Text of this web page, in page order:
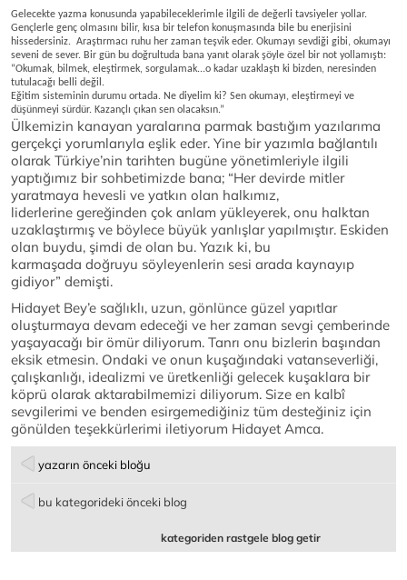
Gelecekte yazma konusunda yapabileceklerimle ilgili de değerli tavsiyeler yollar.
Gençlerle genç olmasını bilir, kısa bir telefon konuşmasında bile bu enerjisini
hissedersiniz. Araştırmacı ruhu her zaman teşvik eder. Okumayı sevdiği gibi, okumayı
seveni de sever. Bir gün bu doğrultuda bana yanıt olarak şöyle özel bir not yollamıştı:
“Okumak, bilmek, eleştirmek, sorgulamak...o kadar uzaklaştı ki bizden, neresinden
tutulacağı belli değil.
Eğitim sisteminin durumu ortada. Ne diyelim ki? Sen okumayı, eleştirmeyi ve
düşünmeyi sürdür. Kazançlı çıkan sen olacaksın.”
Ülkemizin kanayan yaralarına parmak bastığım yazılarıma
gerçekçi yorumlarıyla eşlik eder. Yine bir yazımla bağlantılı
olarak Türkiye’nin tarihten bugüne yönetimleriyle ilgili
yaptığımız bir sohbetimizde bana; “Her devirde mitler
yaratmaya hevesli ve yatkın olan halkımız,
liderlerine gereğinden çok anlam yükleyerek, onu halktan
uzaklaştırmış ve böylece büyük yanlışlar yapılmıştır. Eskiden
olan buydu, şimdi de olan bu. Yazık ki, bu
karmaşada doğruyu söyleyenlerin sesi arada kaynayıp
gidiyor” demişti.
Hidayet Bey’e sağlıklı, uzun, gönlünce güzel yapıtlar
oluşturmaya devam edeceği ve her zaman sevgi çemberinde
yaşayacağı bir ömür diliyorum. Tanrı onu bizlerin başından
eksik etmesin. Ondaki ve onun kuşağındaki vatanseverliği,
çalışkanlığı, idealizmi ve üretkenliği gelecek kuşaklara bir
köprü olarak aktarabilmemizi diliyorum. Size en kalbî
sevgilerimi ve benden esirgemediğiniz tüm desteğiniz için
gönülden teşekkürlerimi iletiyorum Hidayet Amca.
yazarın önceki bloğu
bu kategorideki önceki blog
kategoriden rastgele blog getir